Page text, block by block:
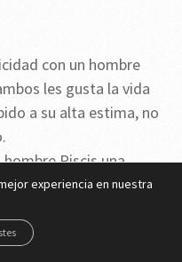
con un hombre
les gusta la vida
a su alta estima, no
Piscis una
económico que él
de conseguirlo
pueda haber una
experiencia en nuestra